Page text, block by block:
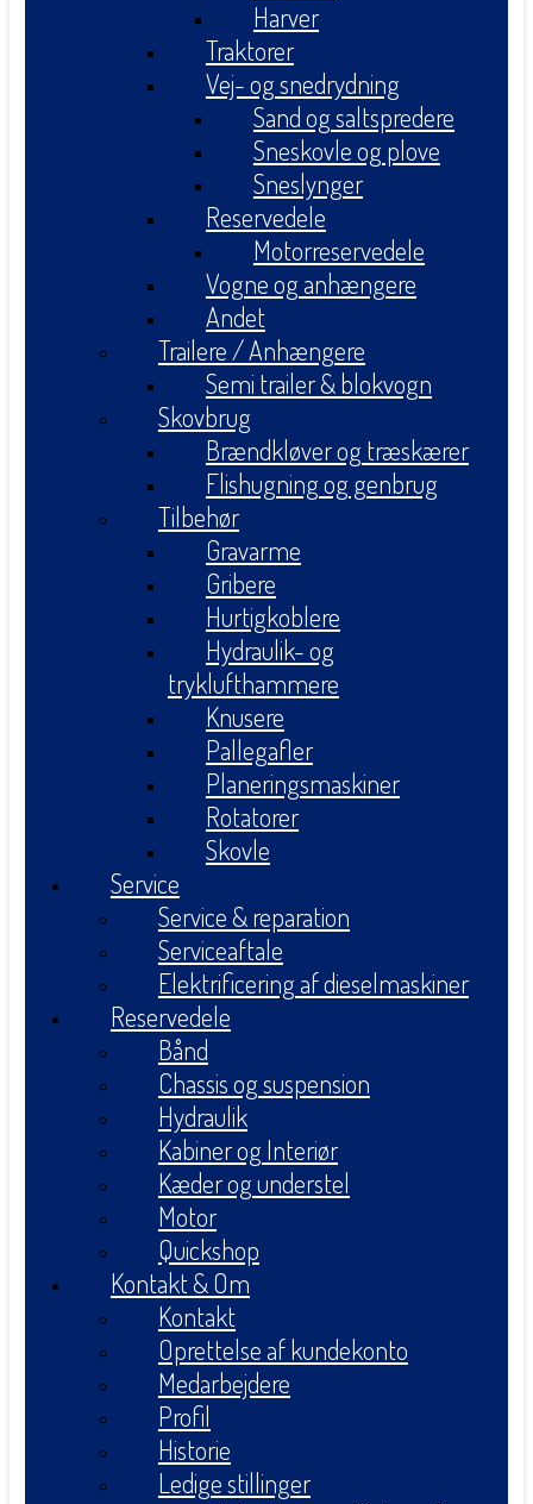
Harver
Traktorer
Vej- og snedrydning
Sand og saltspredere
Sneskovle og plove
Sneslynger
Reservedele
Motorreservedele
Vogne og anhængere
Andet
Trailere / Anhængere
Semi trailer & blokvogn
Skovbrug
Brændkløver og træskærer
Flishugning og genbrug
Tilbehør
Gravarme
Gribere
Hurtigkoblere
Hydraulik- og
tryklufthammere
Knusere
Pallegafler
Planeringsmaskiner
Rotatorer
Skovle
Service
Service & reparation
Serviceaftale
Elektrificering af dieselmaskiner
Reservedele
Bånd
Chassis og suspension
Hydraulik
Kabiner og Interiør
Kæder og understel
Motor
Quickshop
Kontakt & Om
Kontakt
Oprettelse af kundekonto
Medarbejdere
Profil
Historie
Ledige stillinger